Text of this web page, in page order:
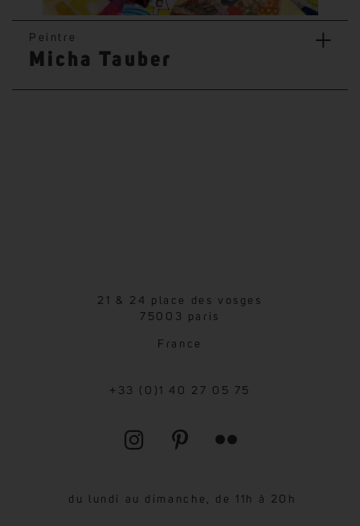
Peintre +
Micha Tauber
21 & 24 place des vosges
75003 paris
France
+33 (0)1 40 27 05 75
du lundi au dimanche, de 11h à 20h